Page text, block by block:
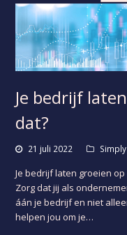
Je bedrijf
dat?
21 juli 2022
Je bedrijf laten groeien
Zorg dat jij als
áán je bedrijf en niet
helpen jou om je…